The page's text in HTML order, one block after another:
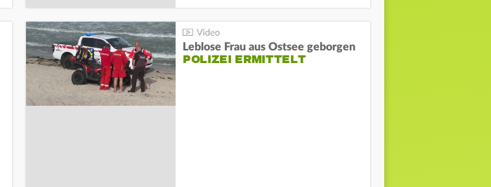
Leblose Frau aus Ostsee geborgen
POLIZEI ERMITTELT